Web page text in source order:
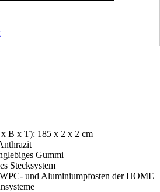
B x T): 185 x 2 x 2 cm
Gummi
Stecksystem
und Aluminiumpfosten der HOME